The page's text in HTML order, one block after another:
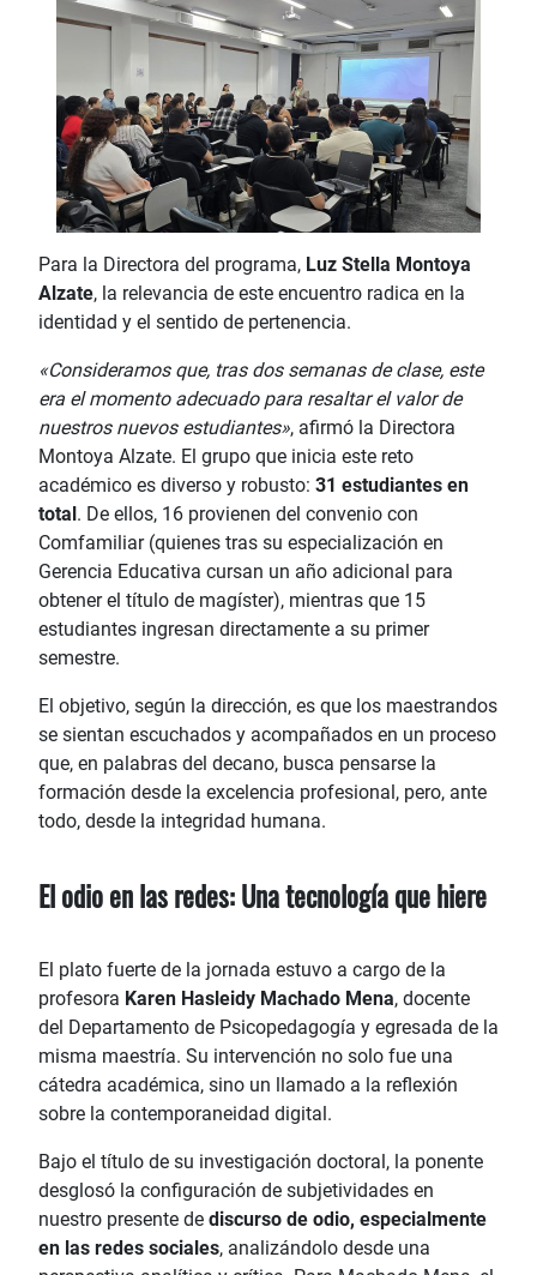
Para la Directora del programa, Luz Stella Montoya
Alzate, la relevancia de este encuentro radica en la
identidad y el sentido de pertenencia.
«Consideramos que, tras dos semanas de clase, este
era el momento adecuado para resaltar el valor de
nuestros nuevos estudiantes», afirmó la Directora
Montoya Alzate. El grupo que inicia este reto
académico es diverso y robusto: 31 estudiantes en
total. De ellos, 16 provienen del convenio con
Comfamiliar (quienes tras su especialización en
Gerencia Educativa cursan un año adicional para
obtener el título de magíster), mientras que 15
estudiantes ingresan directamente a su primer
semestre.
El objetivo, según la dirección, es que los maestrandos
se sientan escuchados y acompañados en un proceso
que, en palabras del decano, busca pensarse la
formación desde la excelencia profesional, pero, ante
todo, desde la integridad humana.
El odio en las redes: Una tecnología que hiere
El plato fuerte de la jornada estuvo a cargo de la
profesora Karen Hasleidy Machado Mena, docente
del Departamento de Psicopedagogía y egresada de la
misma maestría. Su intervención no solo fue una
cátedra académica, sino un llamado a la reflexión
sobre la contemporaneidad digital.
Bajo el título de su investigación doctoral, la ponente
desglosó la configuración de subjetividades en
nuestro presente de discurso de odio, especialmente
en las redes sociales, analizándolo desde una